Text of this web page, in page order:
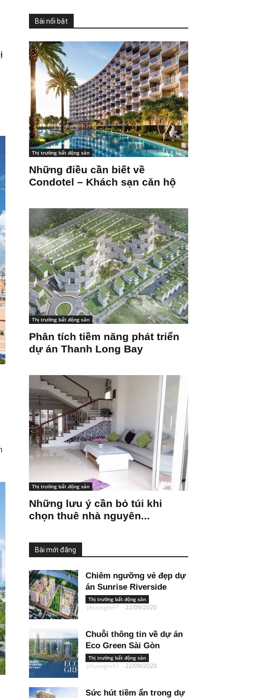
Bài nổi bật
Thị trường bất động sản
Những điều cần biết về
Condotel – Khách sạn căn hộ
Thị trường bất động sản
Phân tích tiềm năng phát triển
dự án Thanh Long Bay
Thị trường bất động sản
Những lưu ý cần bỏ túi khi
chọn thuê nhà nguyên...
Bài mới đăng
Chiêm ngưỡng vẻ đẹp dự
án Sunrise Riverside
Thị trường bất động sản
phuongle97 -22/09/2020
Chuỗi thông tin về dự án
Eco Green Sài Gòn
Thị trường bất động sản
phuongle97 -22/09/2020
Sức hút tiềm ẩn trong dự